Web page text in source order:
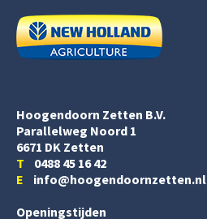
Hoogendoorn Zetten B.V.
Parallelweg Noord 1
6671 DK Zetten
T 0488 45 16 42
E info@hoogendoornzetten.nl
Openingstijden